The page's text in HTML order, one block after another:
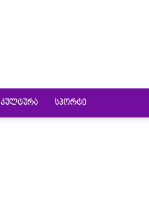
ᲙᲣᲚᲢᲣᲠᲐ ᲡᲞᲝᲠᲢᲘ